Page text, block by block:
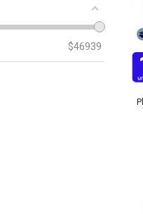
$46939